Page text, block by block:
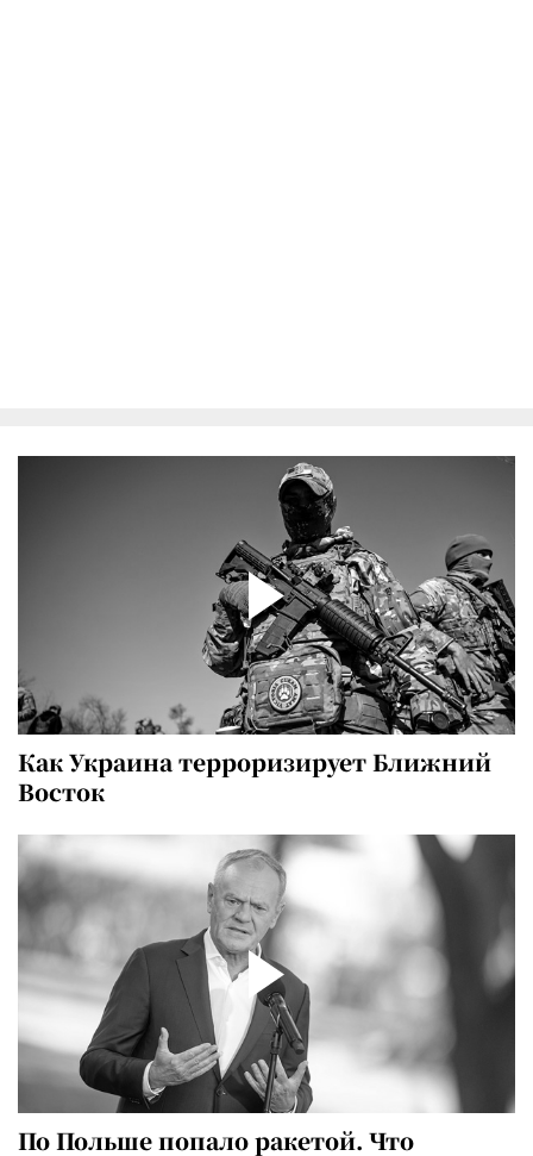
Как Украина терроризирует Ближний
Восток
По Польше попало ракетой. Что